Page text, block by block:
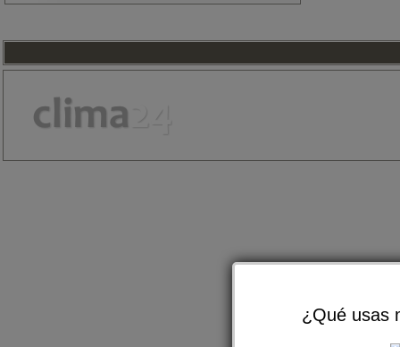
¿Qué usas